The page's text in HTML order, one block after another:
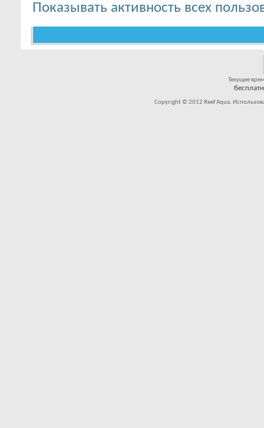
Показывать активность всех
Текущее
Copyright © 2012 Reef Aqua.